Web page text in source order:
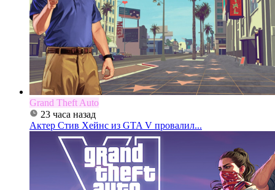
Grand Theft Auto
23 часа назад
Актер Стив Хейнс из GTA V провалил...